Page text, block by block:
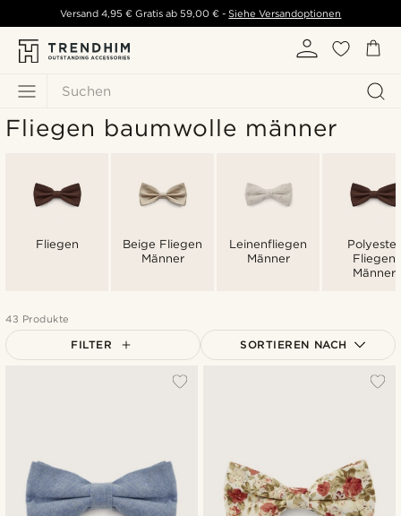
Suchen
Versand 4,95 € Gratis ab 59,00 € - Siehe Versandoptionen
Fliegen baumwolle männer
Fliegen
Beige Fliegen
Männer
Leinenfliegen
Männer
Polyester
Fliegen
Männer
43 Produkte
FILTER SORTIEREN NACH